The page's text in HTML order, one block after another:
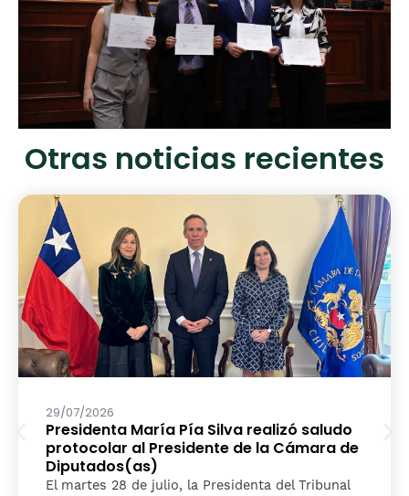
Otras noticias recientes
29/07/2026
Presidenta María Pía Silva realizó saludo
protocolar al Presidente de la Cámara de
Diputados(as)
El martes 28 de julio, la Presidenta del Tribunal